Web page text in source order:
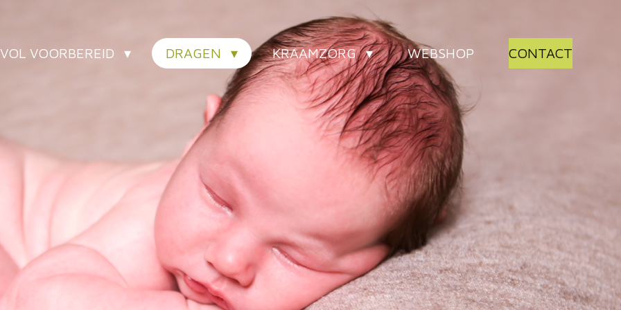
VOORBEREID DRAGEN KRAAMZORG WEBSHOP CONTACT